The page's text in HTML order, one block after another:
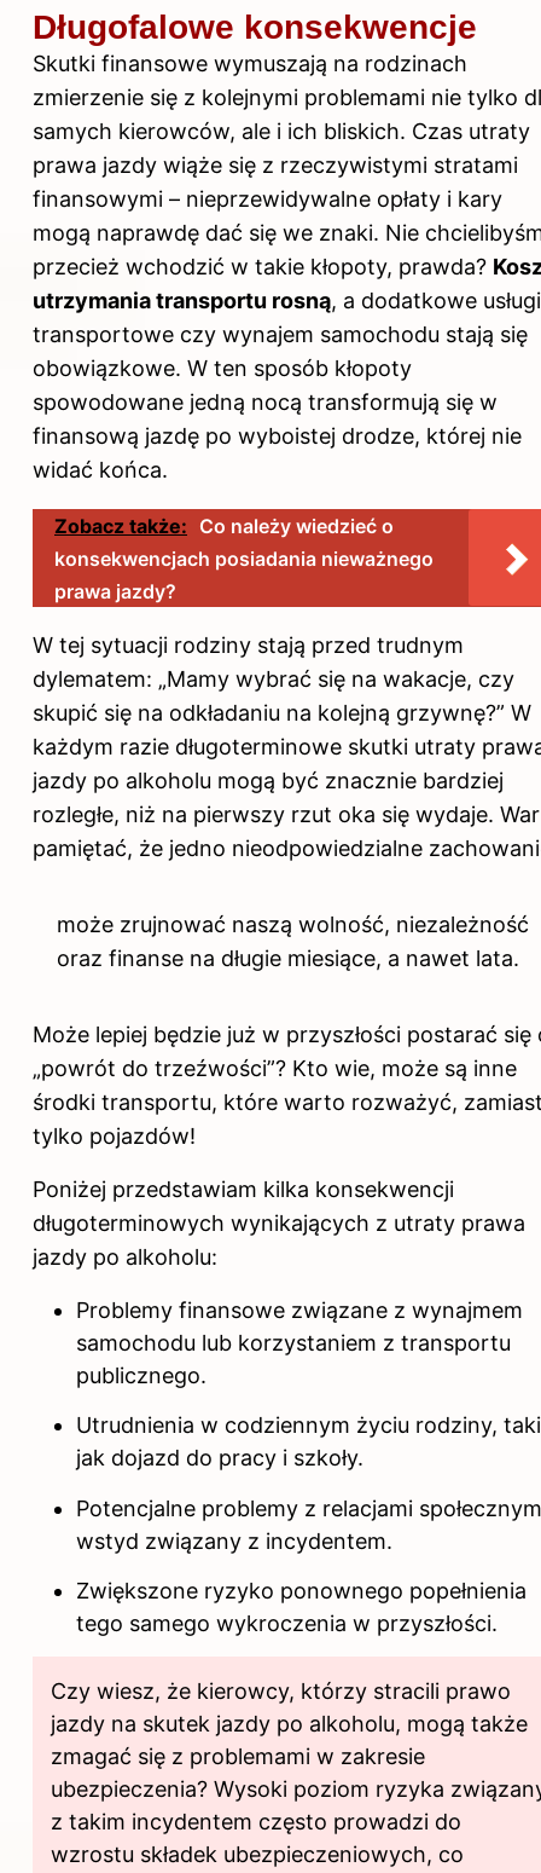
Długofalowe konsekwencje
Skutki finansowe wymuszają na rodzinach
zmierzenie się z kolejnymi problemami nie tylko
samych kierowców, ale i ich bliskich. Czas utraty
prawa jazdy wiąże się z rzeczywistymi stratami
finansowymi – nieprzewidywalne opłaty i kary
mogą naprawdę dać się we znaki. Nie
przecież wchodzić w takie kłopoty, prawda?
utrzymania transportu rosną, a dodatkowe usługi
transportowe czy wynajem samochodu stają się
obowiązkowe. W ten sposób kłopoty
spowodowane jedną nocą transformują się w
finansową jazdę po wyboistej drodze, której nie
widać końca.
Zobacz także: Co należy wiedzieć o
konsekwencjach posiadania nieważnego
prawa jazdy?
W tej sytuacji rodziny stają przed trudnym
dylematem: „Mamy wybrać się na wakacje, czy
skupić się na odkładaniu na kolejną grzywnę?” W
każdym razie długoterminowe skutki utraty
jazdy po alkoholu mogą być znacznie bardziej
rozległe, niż na pierwszy rzut oka się wydaje.
pamiętać, że jedno nieodpowiedzialne
może zrujnować naszą wolność, niezależność
oraz finanse na długie miesiące, a nawet lata.
Może lepiej będzie już w przyszłości postarać się
„powrót do trzeźwości”? Kto wie, może są inne
środki transportu, które warto rozważyć,
tylko pojazdów!
Poniżej przedstawiam kilka konsekwencji
długoterminowych wynikających z utraty prawa
jazdy po alkoholu:
Problemy finansowe związane z wynajmem
samochodu lub korzystaniem z transportu
publicznego.
Utrudnienia w codziennym życiu rodziny,
jak dojazd do pracy i szkoły.
Potencjalne problemy z relacjami
wstyd związany z incydentem.
Zwiększone ryzyko ponownego popełnienia
tego samego wykroczenia w przyszłości.
Czy wiesz, że kierowcy, którzy stracili prawo
jazdy na skutek jazdy po alkoholu, mogą także
zmagać się z problemami w zakresie
ubezpieczenia? Wysoki poziom ryzyka
z takim incydentem często prowadzi do
wzrostu składek ubezpieczeniowych, co